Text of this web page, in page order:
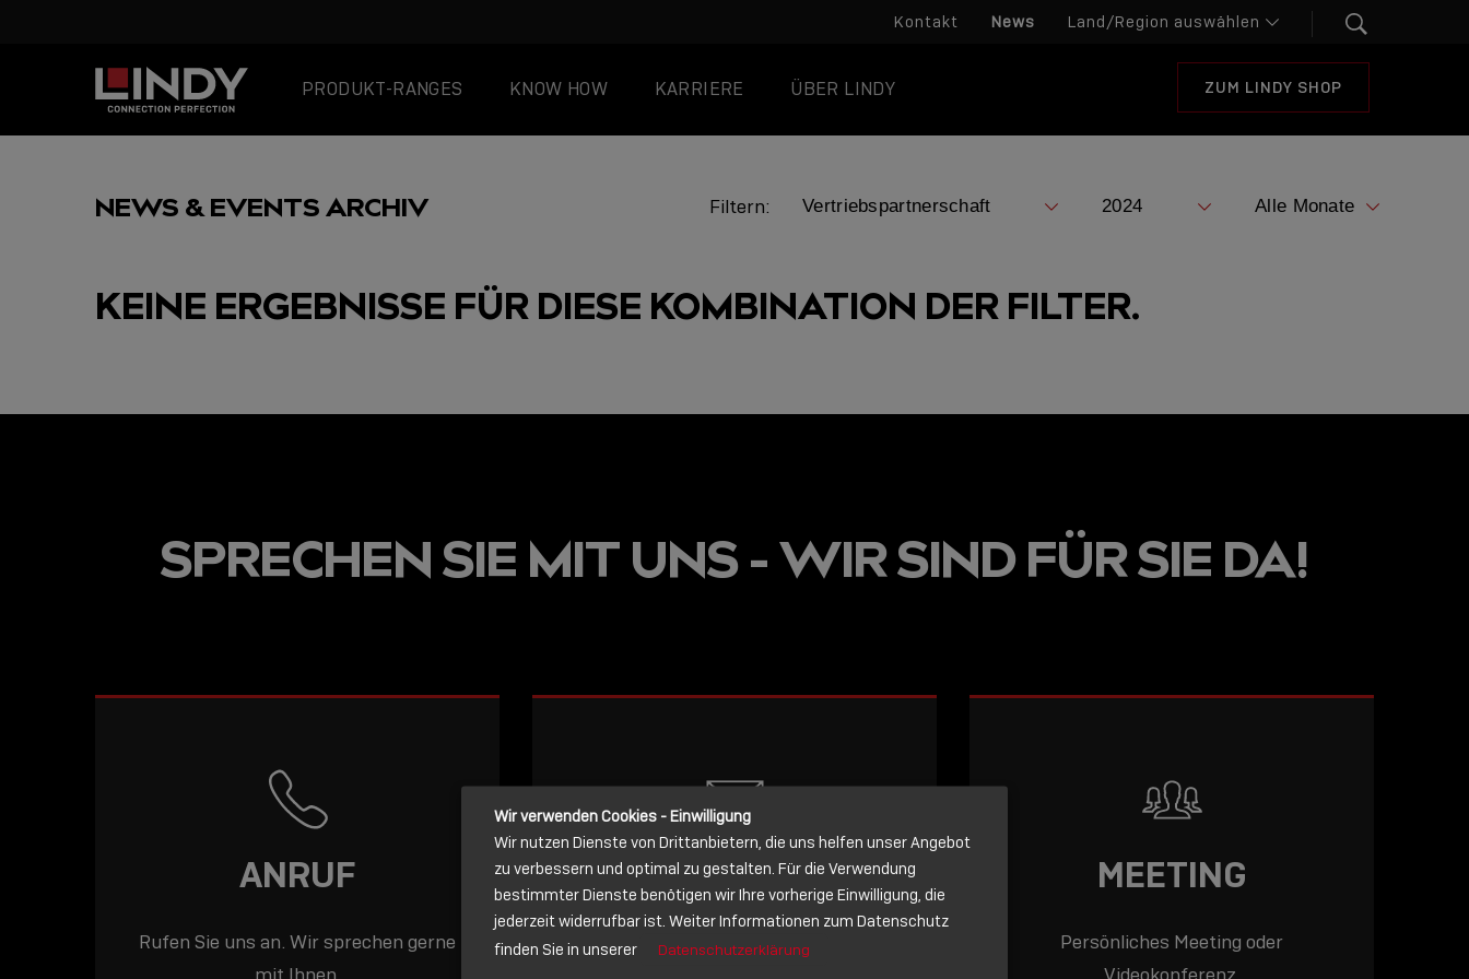
Kontakt News
PRODUKT-RANGES KNOW HOW KARRIERE ÜBER LINDY ZUM LINDY SHOP
NEWS & EVENTS ARCHIV Filtern:
USB-C ÜBER LANGE
DISTANZEN: AKTIVE
BIS 15 M
JETZT ONLINE
VERFÜGBAR: DIE
VERBINDET!
KEINE ERGEBNISSE FÜR DIESE KOMBINATION DER FILTER.
SPRECHEN SIE MIT UNS - WIR SIND FÜR SIE DA!
ANRUF
Rufen Sie uns an. Wir sprechen gerne
NACHRICHT
Schreiben Sie lieber? Dann schicken
MEETING
Persönliches Meeting oder
Wir verwenden Cookies - Einwilligung
Wir nutzen Dienste von Drittanbietern, die uns helfen unser Angebot
zu verbessern und optimal zu gestalten. Für die Verwendung
bestimmter Dienste benötigen wir Ihre vorherige Einwilligung, die
jederzeit widerrufbar ist. Weiter Informationen zum Datenschutz
finden Sie in unserer
Datenschutzerklärung